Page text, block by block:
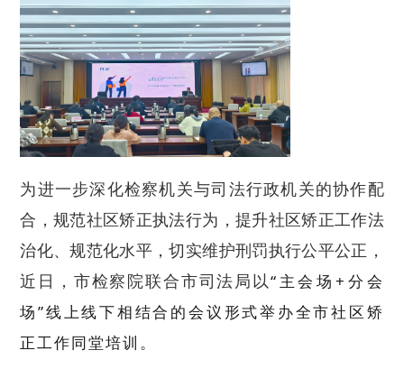
为进一步深化检察机关与司法行政机关的协作配
合，规范社区矫正执法行为，提升社区矫正工作法
治化、规范化水平，切实维护刑罚执行公平公正，
近日，市检察院联合市司法局以 “主会场 +分会
场”线上线下相结合的会议形式举办全市社区矫
正工作同堂培训。